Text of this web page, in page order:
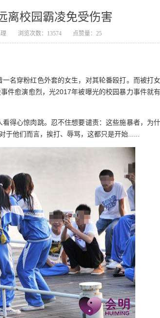
离校园霸凌免受伤害
浏览次数：13574 点赞量：25
名穿粉红色外套的女生，对其轮番殴打。而被打
件愈演愈烈，光2017年被曝光的校园暴力事件就
得心惊肉跳。忍不住想要谴责：这些施暴者，为
他们而言，挨打、辱骂，这都只是开始......